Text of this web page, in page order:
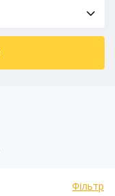
Фільтр